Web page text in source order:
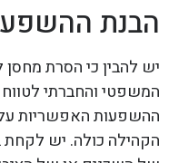
הבנת
יש להבין כי הסרת
המשפטי והחברתי
ההשפעות האפשריות על
הקהילה כולה. יש לקחת